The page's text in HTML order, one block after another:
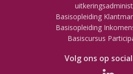
Basisopleiding
Basisopleiding
Basiscursus
Volg ons op